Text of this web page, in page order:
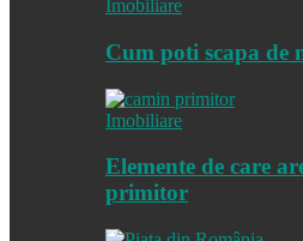
Imobiliare
Cum poti scapa de
Imobiliare
Elemente de care
primitor